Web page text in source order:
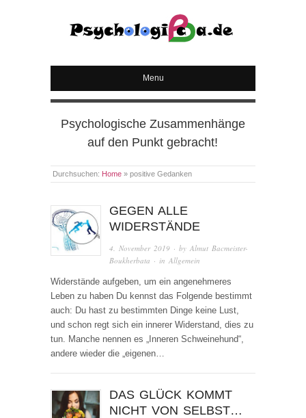
PSYCHOLOGICA
Menu
Psychologische Zusammenhänge
auf den Punkt gebracht!
Durchsuchen: Home » positive Gedanken
GEGEN ALLE
WIDERSTÄNDE
4. November 2019 · byAlmut Bacmeister-
Boukherbata · inAllgemein
Widerstände aufgeben, um ein angenehmeres
Leben zu haben Du kennst das Folgende bestimmt
auch: Du hast zu bestimmten Dinge keine Lust,
und schon regt sich ein innerer Widerstand, dies zu
tun. Manche nennen es „Inneren Schweinehund“,
andere wieder die „eigenen…
DAS GLÜCK KOMMT
NICHT VON SELBST…